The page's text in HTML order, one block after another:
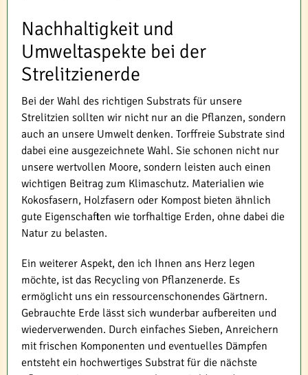
Nachhaltigkeit und
Umweltaspekte bei der
Strelitzienerde
Bei der Wahl des richtigen Substrats für unsere
Strelitzien sollten wir nicht nur an die Pflanzen, sondern
auch an unsere Umwelt denken. Torffreie Substrate sind
dabei eine ausgezeichnete Wahl. Sie schonen nicht nur
unsere wertvollen Moore, sondern leisten auch einen
wichtigen Beitrag zum Klimaschutz. Materialien wie
Kokosfasern, Holzfasern oder Kompost bieten ähnlich
gute Eigenschaften wie torfhaltige Erden, ohne dabei die
Natur zu belasten.
Ein weiterer Aspekt, den ich Ihnen ans Herz legen
möchte, ist das Recycling von Pflanzenerde. Es
ermöglicht uns ein ressourcenschonendes Gärtnern.
Gebrauchte Erde lässt sich wunderbar aufbereiten und
wiederverwenden. Durch einfaches Sieben, Anreichern
mit frischen Komponenten und eventuelles Dämpfen
entsteht ein hochwertiges Substrat für die nächste